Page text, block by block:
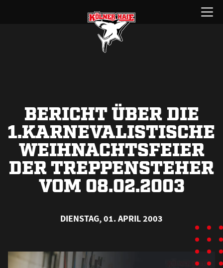
Menü
öffnen
BERICHT ÜBER DIE
1.KARNEVALISTISCHE
WEIHNACHTSFEIER
DER TREPPENSTEHER
VOM 08.02.2003
DIENSTAG, 01. APRIL 2003